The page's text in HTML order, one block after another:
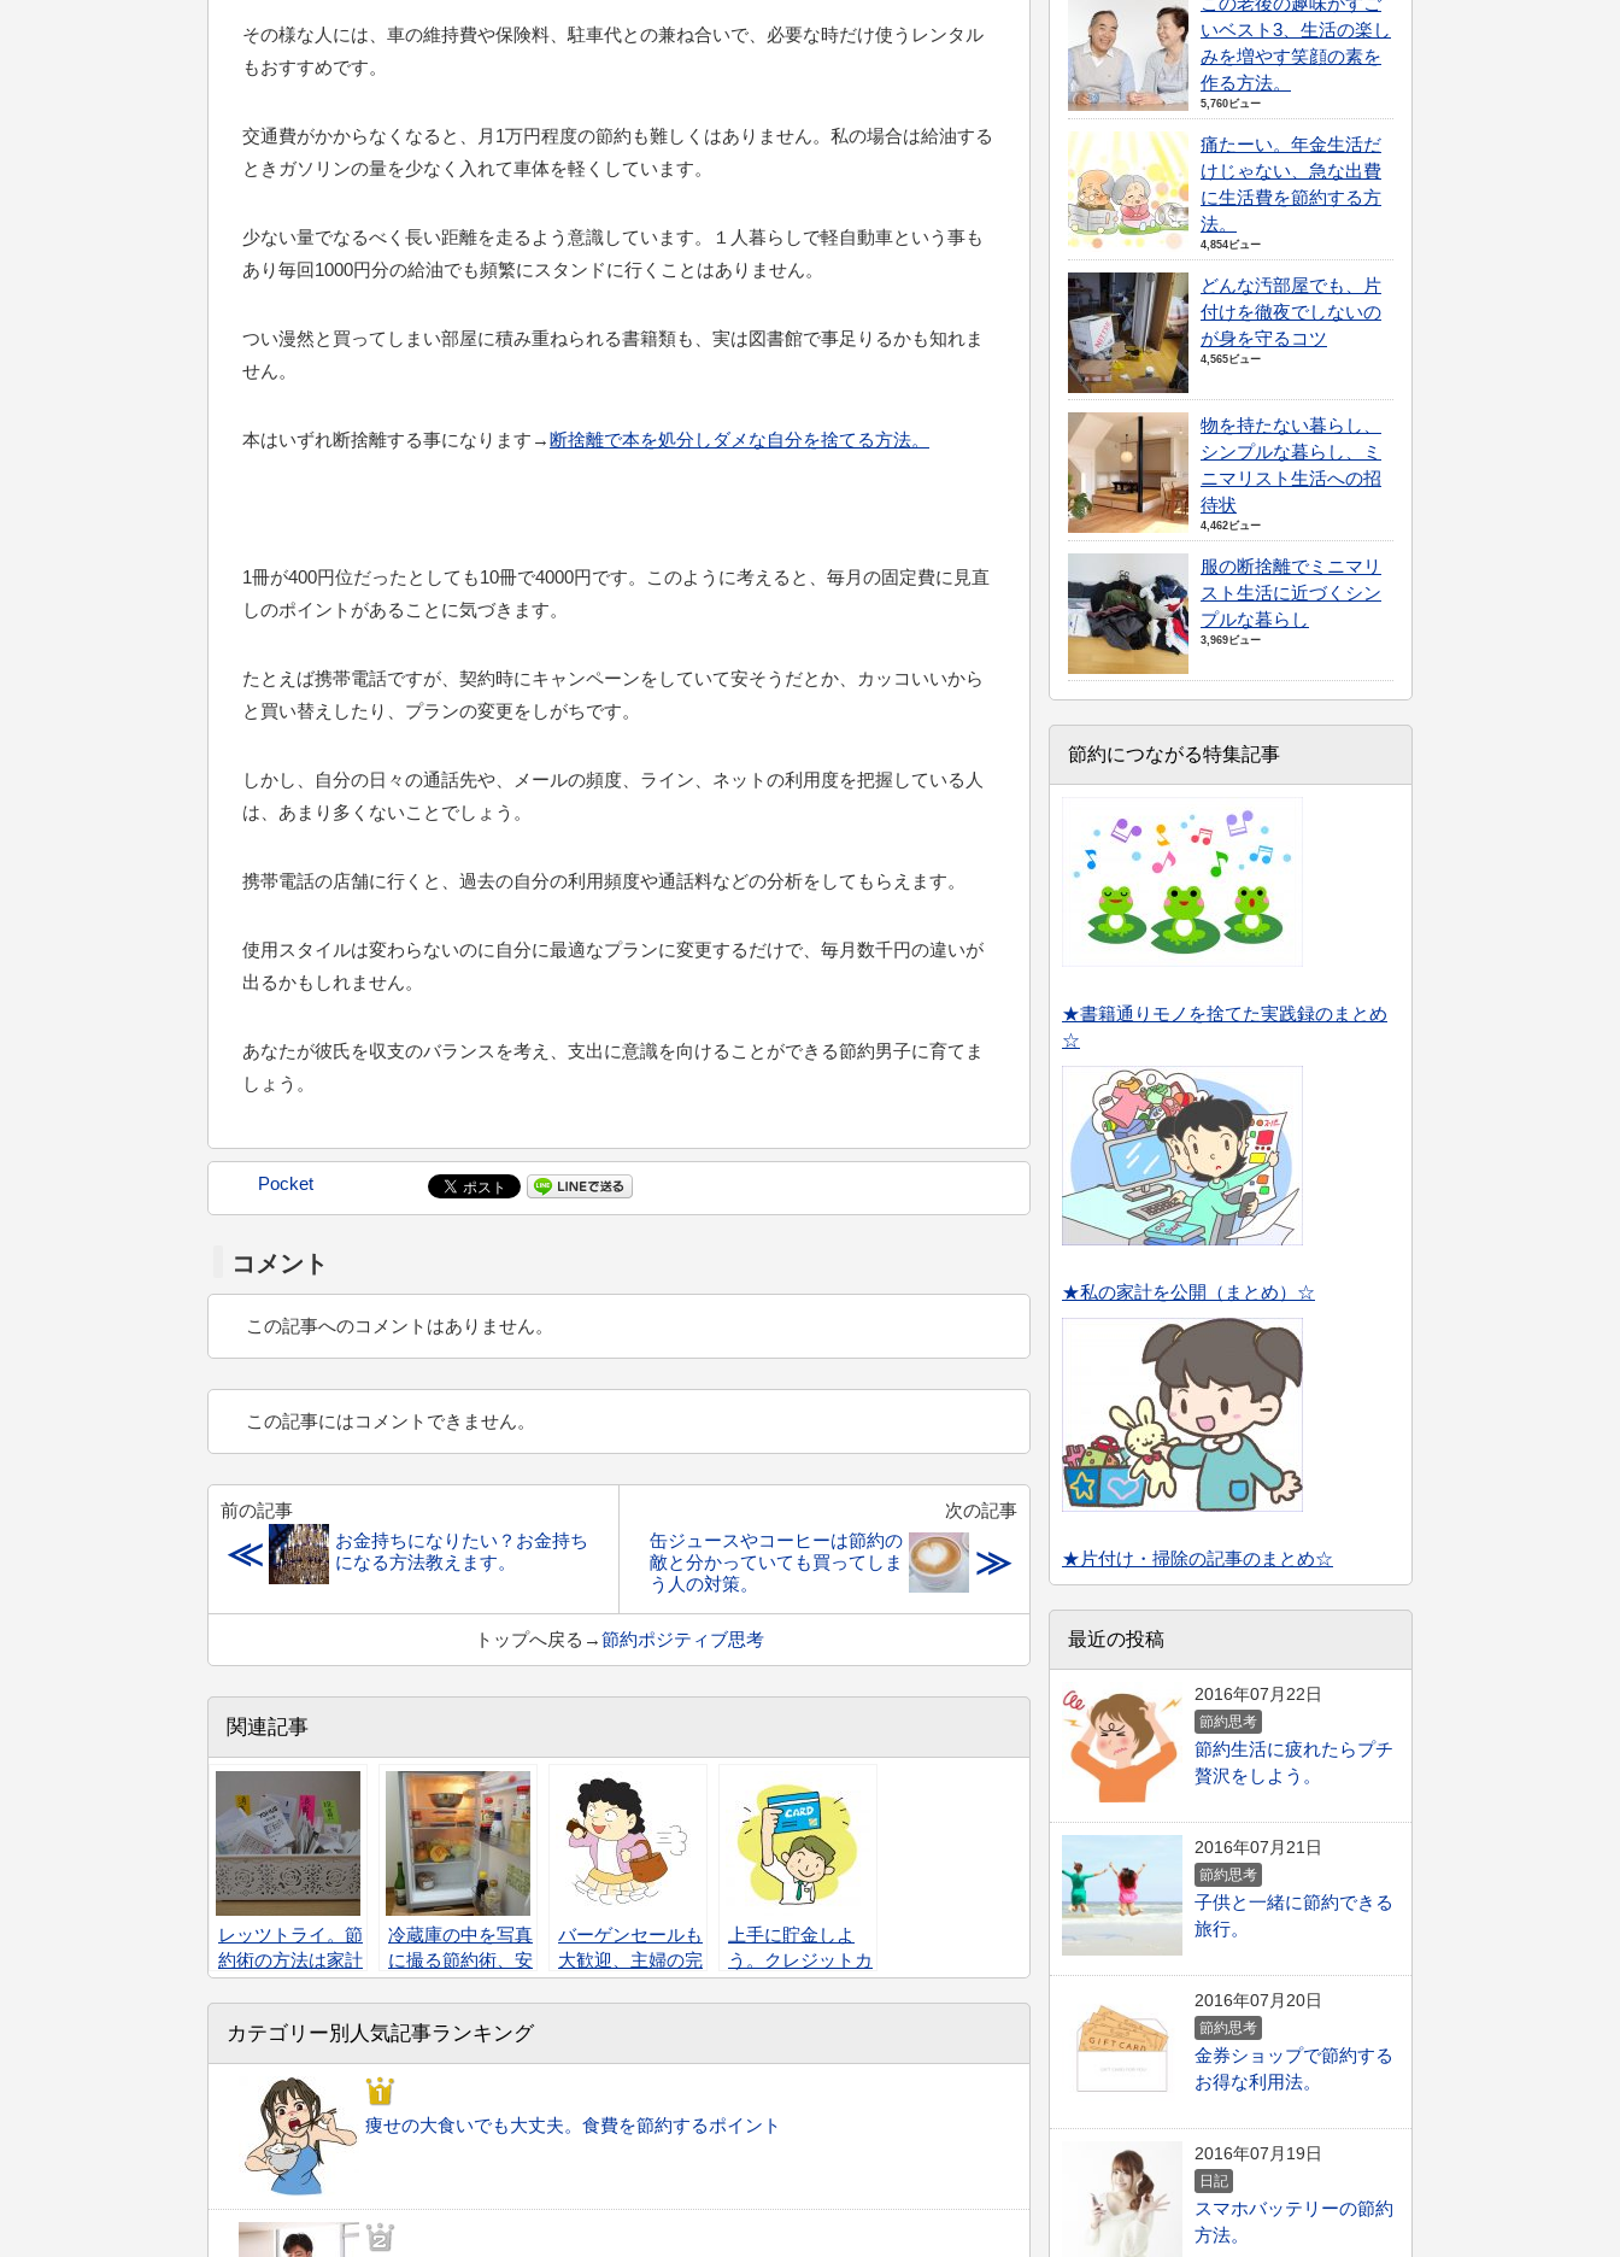
その様な人には、車の維持費や保険料、駐車代との兼ね合いで、必要な時だけ使うレンタル
もおすすめです。
交通費がかからなくなると、月1万円程度の節約も難しくはありません。私の場合は給油する
ときガソリンの量を少なく入れて車体を軽くしています。
少ない量でなるべく長い距離を走るよう意識しています。１人暮らしで軽自動車という事も
あり毎回1000円分の給油でも頻繁にスタンドに行くことはありません。
つい漫然と買ってしまい部屋に積み重ねられる書籍類も、実は図書館で事足りるかも知れま
せん。
本はいずれ断捨離する事になります→断捨離で本を処分しダメな自分を捨てる方法。
1冊が400円位だったとしても10冊で4000円です。このように考えると、毎月の固定費に見直
しのポイントがあることに気づきます。
たとえば携帯電話ですが、契約時にキャンペーンをしていて安そうだとか、カッコいいから
と買い替えしたり、プランの変更をしがちです。
しかし、自分の日々の通話先や、メールの頻度、ライン、ネットの利用度を把握している人
は、あまり多くないことでしょう。
携帯電話の店舗に行くと、過去の自分の利用頻度や通話料などの分析をしてもらえます。
使用スタイルは変わらないのに自分に最適なプランに変更するだけで、毎月数千円の違いが
出るかもしれません。
あなたが彼氏を収支のバランスを考え、支出に意識を向けることができる節約男子に育てま
しょう。
Pocket
コメント
この記事へのコメントはありません。
この記事にはコメントできません。
前の記事
≪
お金持ちになりたい？お金持ち
になる方法教えます。
次の記事
缶ジュースやコーヒーは節約の
敵と分かっていても買ってしま
う人の対策。
≫
トップへ戻る→節約ポジティブ思考
関連記事
レッツトライ。節
約術の方法は家計
簿の見直しから
冷蔵庫の中を写真
に撮る節約術、安
い食材でも重複買
いしない事が節約
になる理由とは？
バーゲンセールも
大歓迎、主婦の完
璧節約術。
上手に貯金しよ
う。クレジットカ
ードでの節約術。
カテゴリー別人気記事ランキング
痩せの大食いでも大丈夫。食費を節約するポイント
いベスト3、生活の楽し
みを増やす笑顔の素を
作る方法。
5,760ビュー
痛たーい。年金生活だ
けじゃない、急な出費
に生活費を節約する方
法。
4,854ビュー
どんな汚部屋でも、片
付けを徹夜でしないの
が身を守るコツ
4,565ビュー
物を持たない暮らし、
シンプルな暮らし、ミ
ニマリスト生活への招
待状
4,462ビュー
服の断捨離でミニマリ
スト生活に近づくシン
プルな暮らし
3,969ビュー
節約につながる特集記事
★書籍通りモノを捨てた実践録のまとめ
☆
★私の家計を公開（まとめ）☆
★片付け・掃除の記事のまとめ☆
最近の投稿
2016年07月22日
節約思考
節約生活に疲れたらプチ
贅沢をしよう。
2016年07月21日
節約思考
子供と一緒に節約できる
旅行。
2016年07月20日
節約思考
金券ショップで節約する
お得な利用法。
2016年07月19日
日記
スマホバッテリーの節約
方法。